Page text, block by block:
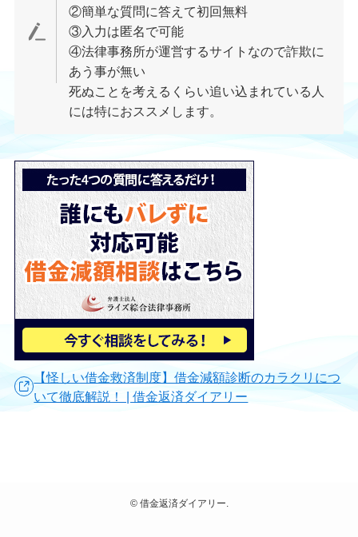
②簡単な質問に答えて初回無料
③入力は匿名で可能
④法律事務所が運営するサイトなので詐欺に
あう事が無い
死ぬことを考えるくらい追い込まれている人
には特におススメします。
【怪しい借金救済制度】借金減額診断のカラクリにつ
いて徹底解説！ | 借金返済ダイアリー
©借金返済ダイアリー.